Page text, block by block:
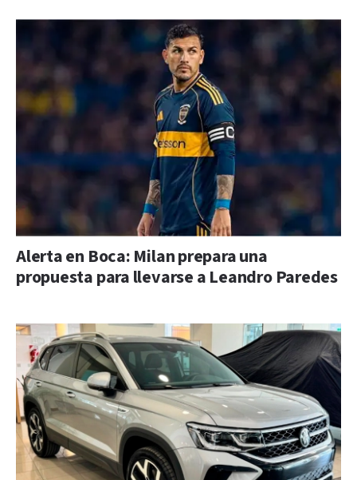
Alerta en Boca: Milan prepara una
propuesta para llevarse a Leandro Paredes